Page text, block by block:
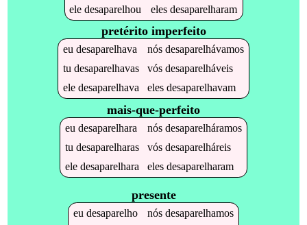
eledesaparelhou elesdesaparelharam
pretérito imperfeito
eu desaparelhava nós desaparelhávamos
tu desaparelhavas vós desaparelháveis
ele desaparelhava eles desaparelhavam
mais-que-perfeito
eu desaparelhara nós desaparelháramos
tu desaparelharas vós desaparelháreis
ele desaparelhara eles desaparelharam
presente
eu desaparelho nós desaparelhamos